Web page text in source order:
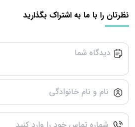
نظرتان را با ما به اشتراک بگذارید